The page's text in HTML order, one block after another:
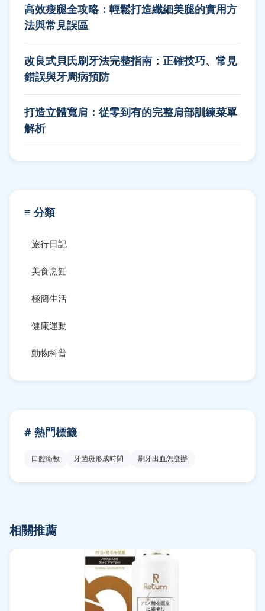
高效瘦腿全攻略：輕鬆打造纖細美腿的實用方
法與常見誤區
改良式貝氏刷牙法完整指南：正確技巧、常見
錯誤與牙周病預防
打造立體寬肩：從零到有的完整肩部訓練菜單
解析
≡ 分類
旅行日記
美食烹飪
極簡生活
健康運動
動物科普
# 熱門標籤
口腔衛教 牙菌斑形成時間 刷牙出血怎麼辦
相關推薦